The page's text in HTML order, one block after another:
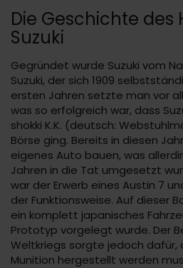
Die Geschichte des
Suzuki
Gegründet wurde Suzuki vom
Suzuki, der sich 1909
ersten Jahren setzte man vor
was so erfolgreich war, dass
shokki K.K. (deutsch:
Börse ging. Bereits in diesen
eigenes Auto bauen, was
Jahren in die Tat umgesetzt
war der Erwerb eines Austin 7
der Funktionsweise. Auf dieser
ein komplett japanisches
Prototyp vorgelegt wurde. Der
Weltkriegs sorgte jedoch dafür,
Munition hergestellt werden